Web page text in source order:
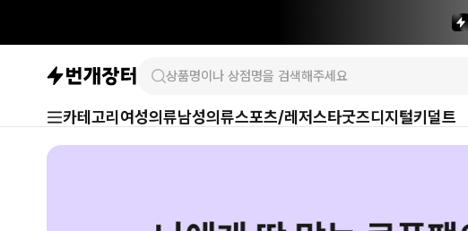
카테고리 여성의류남성의류스포츠/레저스타굿즈디지털키덜트